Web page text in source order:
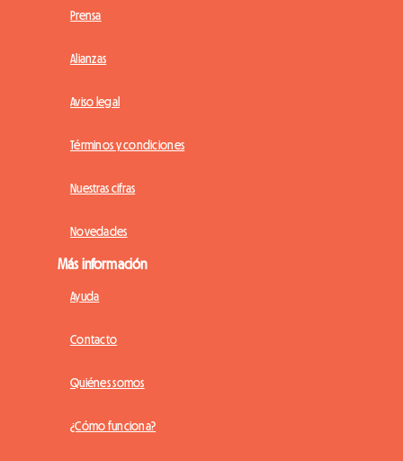
Prensa
Alianzas
Aviso legal
Términos y condiciones
Nuestras cifras
Novedades
Más información
Ayuda
Contacto
Quiénes somos
¿Cómo funciona?